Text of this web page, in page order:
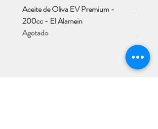
Aceite de Oliva EV Premium -
200cc - El Alamein
Agotado
Aceite
Agotado